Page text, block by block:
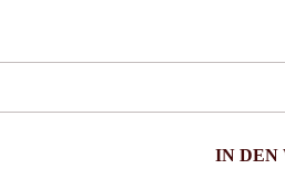
IN DEN